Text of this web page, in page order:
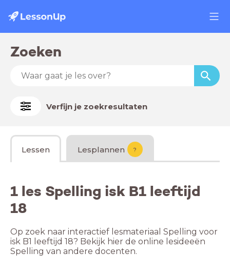
Zoeken
Verfijn je zoekresultaten
Lessen Lesplannen ?
1 les Spelling isk B1 leeftijd
18
Op zoek naar interactief lesmateriaal Spelling voor
isk B1 leeftijd 18? Bekijk hier de online lesideeën
Spelling van andere docenten.